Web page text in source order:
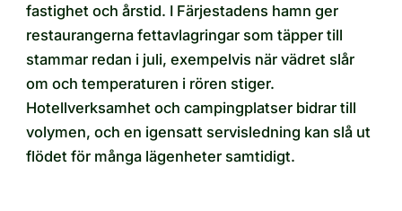
fastighet och årstid. I Färjestadens hamn ger
restaurangerna fettavlagringar som täpper till
stammar redan i juli, exempelvis när vädret slår
om och temperaturen i rören stiger.
Hotellverksamhet och campingplatser bidrar till
volymen, och en igensatt servisledning kan slå ut
flödet för många lägenheter samtidigt.